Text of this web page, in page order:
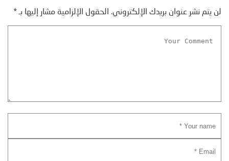
لن يتم نشر عنوان بريدك الإلكتروني. الحقول الإلزامية مشار إليها بـ*